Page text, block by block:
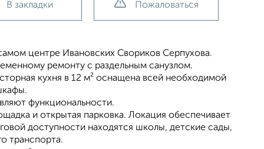
В закладки Пожаловаться
центре Ивановских Свориков Серпухова.
ремонту с раздельным санузлом.
кухня в 12 м² оснащена всей необходимой
функциональности.
и открытая парковка. Локация обеспечивает
доступности находятся школы, детские сады,
транспорта.